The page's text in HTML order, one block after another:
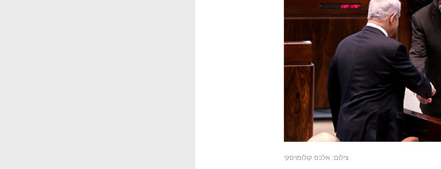
צילום: אלכס קולומויסקי